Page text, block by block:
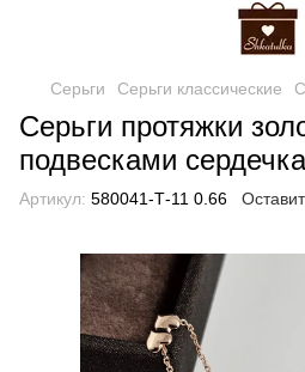
Серьги Серьги классические
Серьги протяжки
подвесками
Артикул: 580041-Т-11 0.66